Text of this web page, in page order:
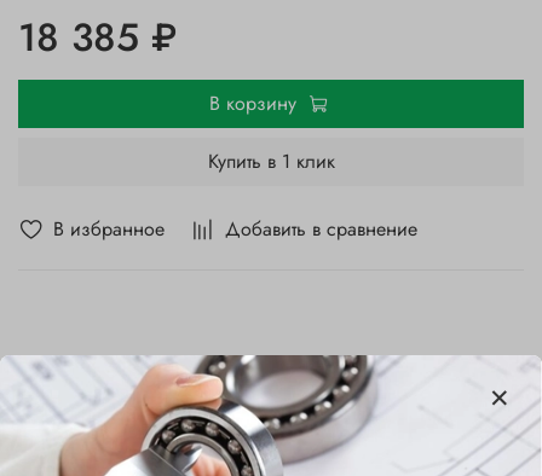
В избранное Добавить в сравнение
18 385 ₽
В корзину
Купить в 1 клик
Характеристики